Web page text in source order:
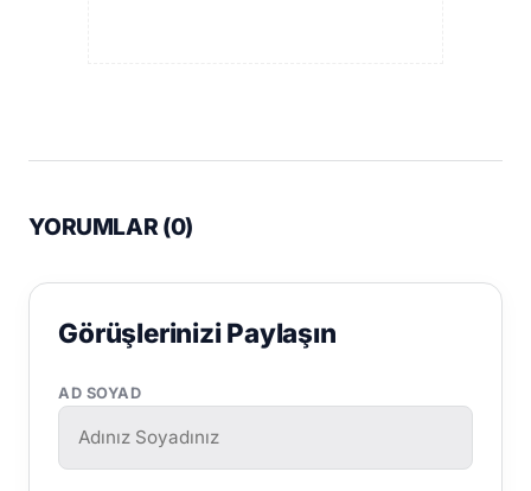
YORUMLAR (0)
Görüşlerinizi Paylaşın
AD SOYAD